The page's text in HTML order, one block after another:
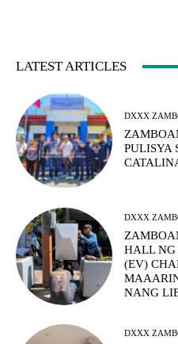
LATEST ARTICLES
DXXX
PULISYA
DXXX
HALL NG
(EV)
NANG
DXXX